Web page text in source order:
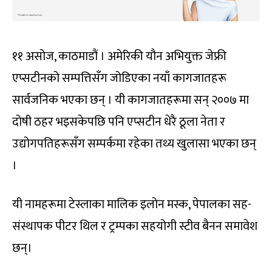
११ असोज, काठमाडौं । अमेरिकी यौन अभियुक्त जेफ्री
एप्सटीनको सम्पत्तिसँग जोडिएका नयाँ कागजातहरू
सार्वजनिक भएका छन् । यी कागजातहरूमा सन् २००७ मा
दोषी ठहर भइसकेपछि पनि एप्सटीन धेरै ठूला नेता र
उद्योगपतिहरूसँग सम्पर्कमा रहेका तथ्य खुलासा भएका छन्
।
यी नामहरूमा टेस्लाका मालिक इलोन मस्क, पेपालका सह-
संस्थापक पीटर थिल र ट्रम्पका सहयोगी स्टीव बैनन समावेश
छन्।